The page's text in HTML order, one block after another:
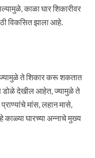
काळा घार शिकारीवर
विकसित झाला आहे.
ते शिकार करू शकतात
डोळे देखील आहेत, ज्यामुळे ते
मांस, लहान मासे,
काळ्या घारच्या अन्नाचे मुख्य